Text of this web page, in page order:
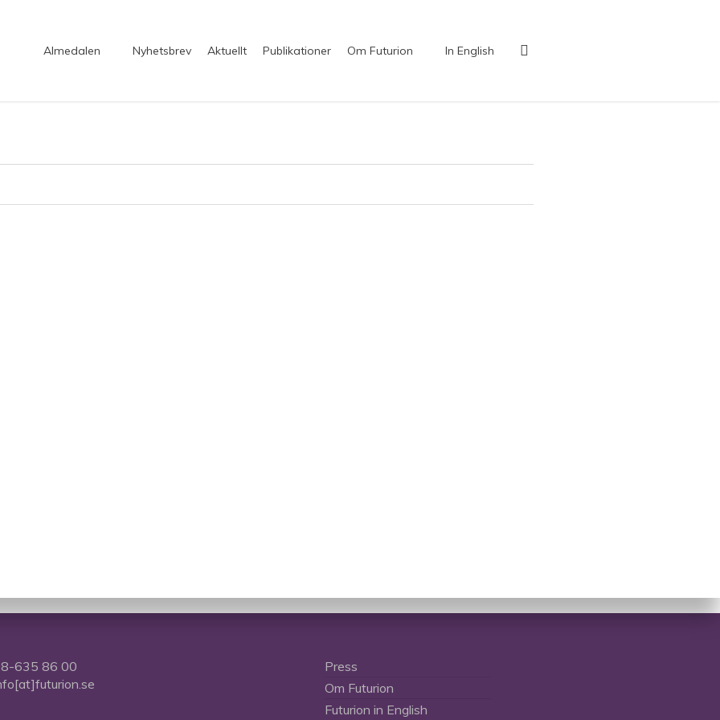
Almedalen Nyhetsbrev Aktuellt Publikationer Om Futurion In English
635 86 00
Press
Om Futurion
Futurion in English